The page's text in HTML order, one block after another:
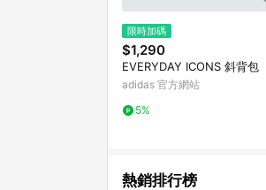
限時加碼
$1,290
EVERYDAY ICONS 斜背包
adidas 官方網站
5%
熱銷排行榜